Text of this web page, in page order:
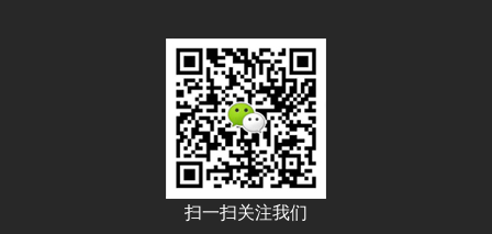
扫一扫关注我们